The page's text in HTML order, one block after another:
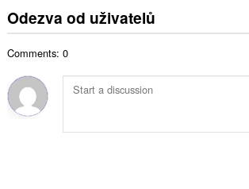
:o
c
í
:
h
o
o
n
p
o
t
h
k
ý
p
e
Odezva od uživatelů
Comments: 0